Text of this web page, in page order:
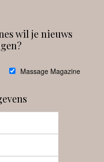
wil je nieuws
Massage Magazine